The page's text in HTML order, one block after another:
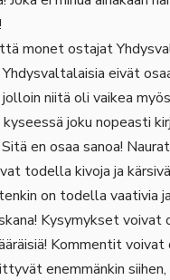
monet ostajat
eivät
niitä oli vaikea
kyseessä joku nopeasti
en osaa sanoa!
todella kivoja ja
on todella vaativia
Kysymykset
Kommentit
enemmänkin